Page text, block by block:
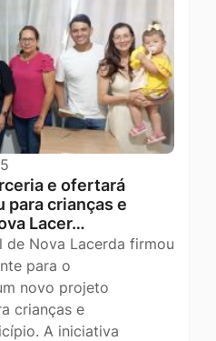
e ofertará
crianças e
Lacer…
de Nova Lacerda firmou
para o
novo projeto
crianças e
A iniciativa